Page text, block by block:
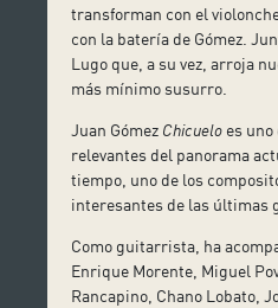
transforman con el
con la batería de Gómez.
Lugo que, a su vez, arroja
más mínimo susurro.
Juan Gómez Chicuelo es
relevantes del panorama
tiempo, uno de los
interesantes de las últimas
Como guitarrista, ha
Enrique Morente, Miguel
Rancapino, Chano Lobato,